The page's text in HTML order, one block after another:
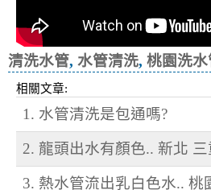
清洗水管, 水管清洗, 桃園洗水
相關文章:
1. 水管清洗是包通嗎?
2. 龍頭出水有顏色.. 新北
3. 熱水管流出乳白色水.. 桃